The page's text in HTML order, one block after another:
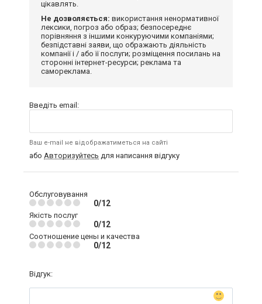
цікавлять.
Не дозволяється: використання ненормативної
лексики, погроз або образ; безпосереднє
порівняння з іншими конкуруючими компаніями;
безпідставні заяви, що ображають діяльність
компанії і / або її послуги; розміщення посилань на
сторонні інтернет-ресурси; реклама та
самореклама.
Введіть email:
Ваш e-mail не відображатиметься на сайті
або Авторизуйтесь для написання відгуку
Обслуговування
0/12
Якість послуг
0/12
Соотношение цены и качества
0/12
Відгук: